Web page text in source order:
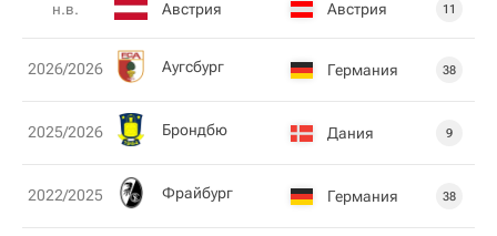
н.в. Австрия Австрия 11
2026/2026 Аугсбург Германия 38
2025/2026 Брондбю Дания 9
2022/2025 Фрайбург Германия 38